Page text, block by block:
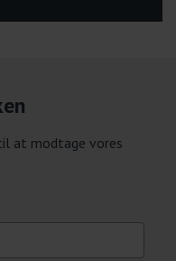
at modtage vores